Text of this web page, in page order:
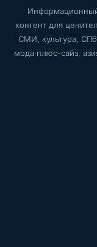
контент для
СМИ, культура,
мода плюс-сайз,